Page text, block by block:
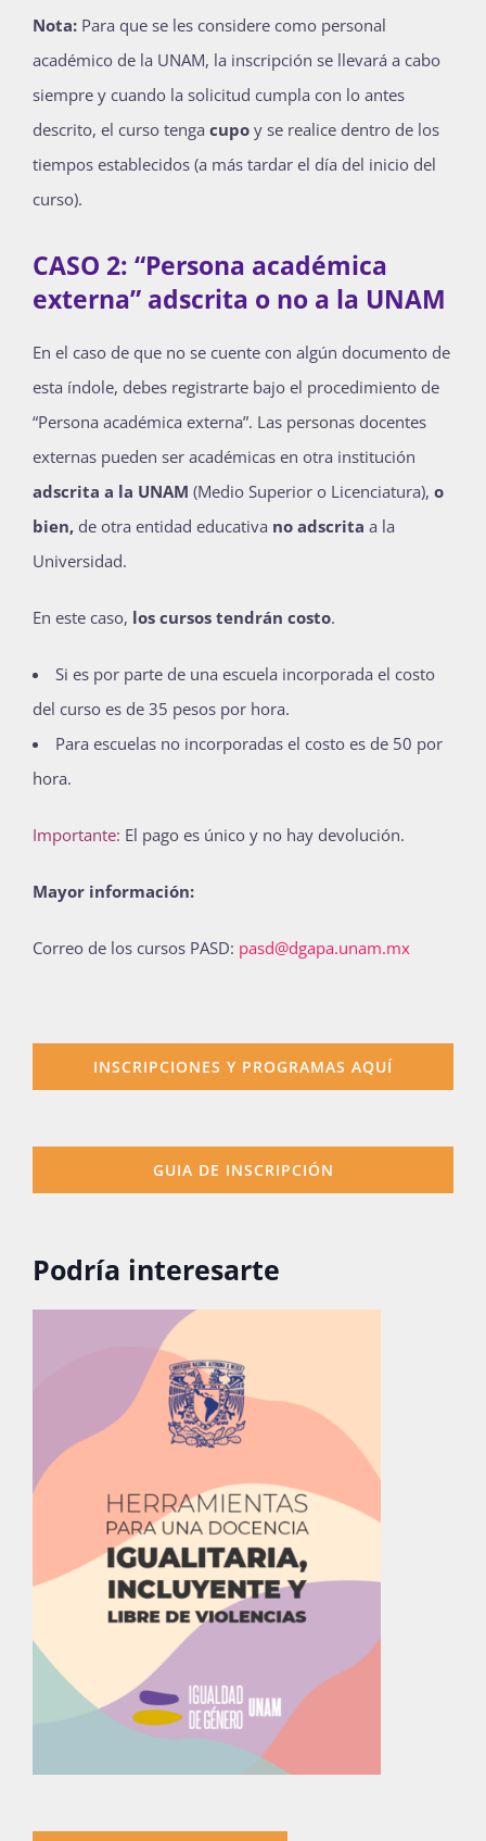
Nota: Para que se les considere como personal
académico de la UNAM, la inscripción se llevará a cabo
siempre y cuando la solicitud cumpla con lo antes
descrito, el curso tenga cupo y se realice dentro de los
tiempos establecidos (a más tardar el día del inicio del
curso).
CASO 2: “Persona académica
externa” adscrita o no a la UNAM
En el caso de que no se cuente con algún documento de
esta índole, debes registrarte bajo el procedimiento de
“Persona académica externa”. Las personas docentes
externas pueden ser académicas en otra institución
adscrita a la UNAM (Medio Superior o Licenciatura), o
bien, de otra entidad educativa no adscrita a la
Universidad.
En este caso, los cursos tendrán costo.
Si es por parte de una escuela incorporada el costo
del curso es de 35 pesos por hora.
Para escuelas no incorporadas el costo es de 50 por
hora.
Importante: El pago es único y no hay devolución.
Mayor información:
Correo de los cursos PASD: pasd@dgapa.unam.mx
INSCRIPCIONES Y PROGRAMAS AQUÍ
GUIA DE INSCRIPCIÓN
Podría interesarte